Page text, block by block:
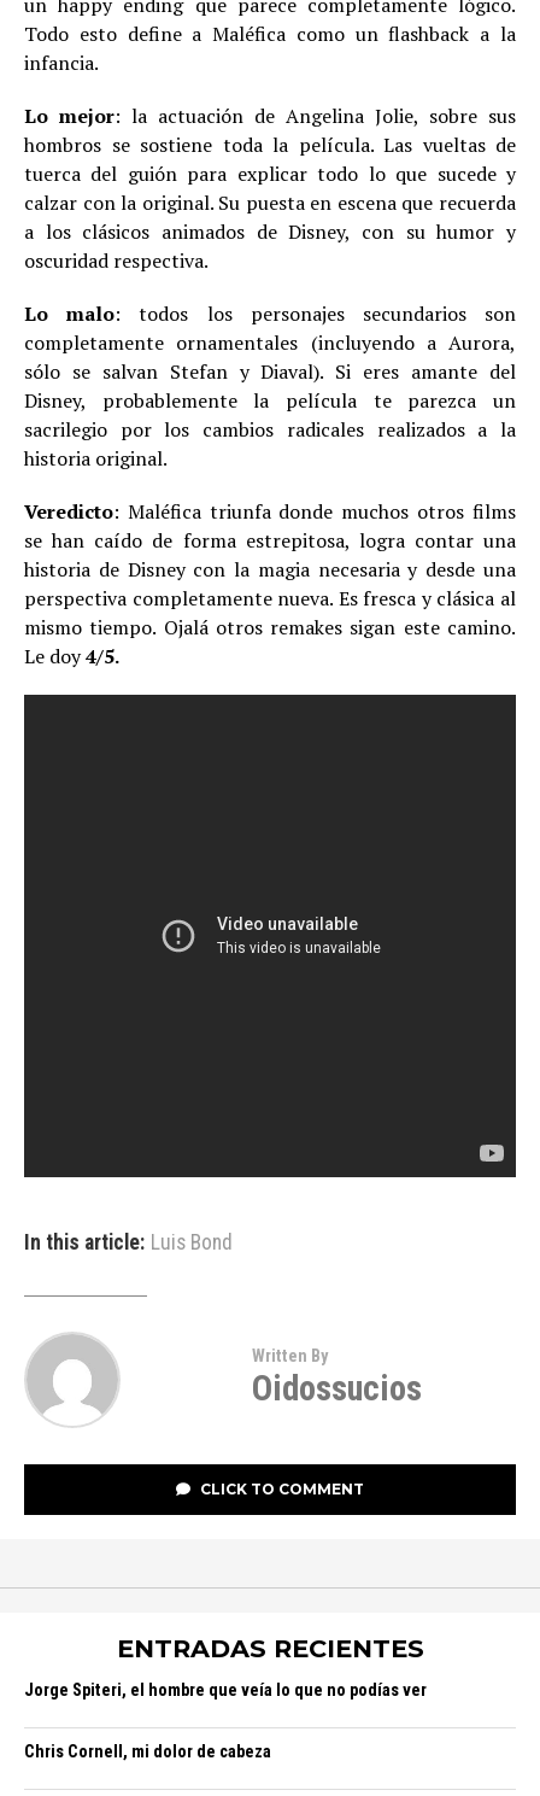
Todo esto define a Maléfica como un flashback a la
infancia.
Lo mejor: la actuación de Angelina Jolie, sobre sus
hombros se sostiene toda la película. Las vueltas de
tuerca del guión para explicar todo lo que sucede y
calzar con la original. Su puesta en escena que recuerda
a los clásicos animados de Disney, con su humor y
oscuridad respectiva.
Lo malo: todos los personajes secundarios son
completamente ornamentales (incluyendo a Aurora,
sólo se salvan Stefan y Diaval). Si eres amante del
Disney, probablemente la película te parezca un
sacrilegio por los cambios radicales realizados a la
historia original.
Veredicto: Maléfica triunfa donde muchos otros films
se han caído de forma estrepitosa, logra contar una
historia de Disney con la magia necesaria y desde una
perspectiva completamente nueva. Es fresca y clásica al
mismo tiempo. Ojalá otros remakes sigan este camino.
Le doy4/5.
In this article: Luis Bond
Written By
Oidossucios
CLICK TO COMMENT
ENTRADAS RECIENTES
Jorge Spiteri, el hombre que veía lo que no podías ver
Chris Cornell, mi dolor de cabeza